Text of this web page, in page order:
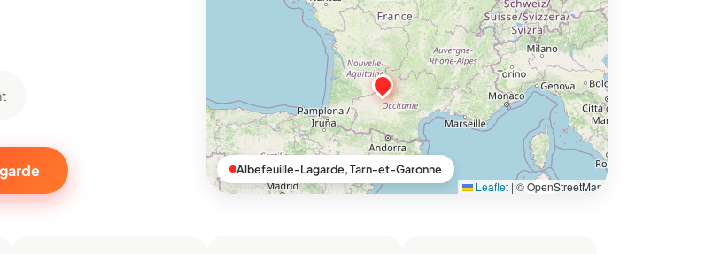
Leaflet | © OpenStreetMap
Albefeuille-Lagarde, Tarn-et-Garonne